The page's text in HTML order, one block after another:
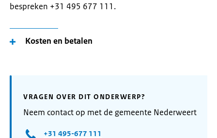
bespreken +31 495 677 111.
Kosten en betalen
VRAGEN OVER DIT ONDERWERP?
Neem contact op met de gemeente Nederweert
+31 495-677 111